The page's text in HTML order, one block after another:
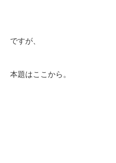
ですが、
本題はここから。